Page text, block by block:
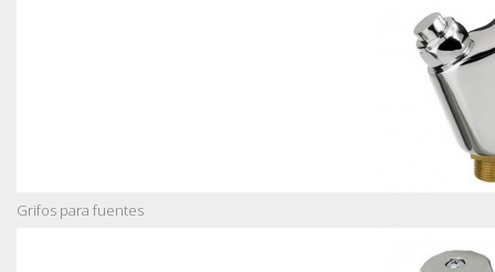
Grifos para fuentes